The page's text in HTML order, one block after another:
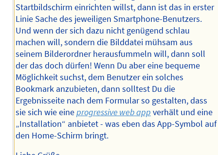
Startbildschirm einrichten willst, dann ist das in erster
Linie Sache des jeweiligen Smartphone-Benutzers.
Und wenn der sich dazu nicht genügend schlau
machen will, sondern die Bilddatei mühsam aus
seinem Bilderordner herausfummeln will, dann soll
der das doch dürfen! Wenn Du aber eine bequeme
Möglichkeit suchst, dem Benutzer ein solches
Bookmark anzubieten, dann solltest Du die
Ergebnisseite nach dem Formular so gestalten, dass
sie sich wie eineprogressive web app verhält und eine
„Installation“ anbietet - was eben das App-Symbol auf
den Home-Schirm bringt.